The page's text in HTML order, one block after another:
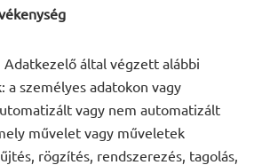
által végzett alábbi
személyes adatokon vagy
vagy nem automatizált
művelet vagy műveletek
rögzítés, rendszerezés, tagolás,